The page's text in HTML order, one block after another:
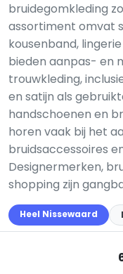
bruidegomkleding
assortiment omvat
kousenband,
bieden aanpas- en
trouwkleding,
en satijn als
handschoenen en
horen vaak bij het
bruidsaccessoires
Designermerken,
shopping zijn
Heel Nissewaard